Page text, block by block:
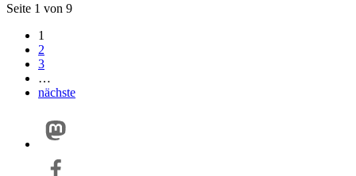
Seite 1 von 9
1
2
3
…
nächste